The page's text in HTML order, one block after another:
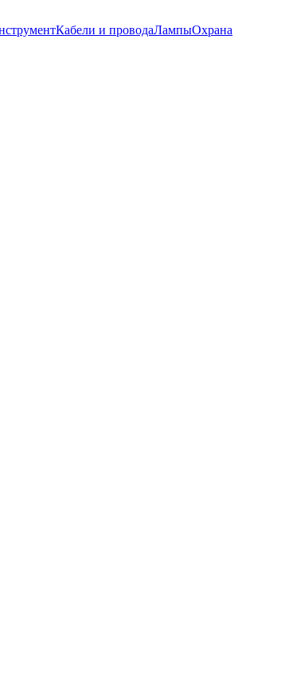
Кабели и проводаЛампыОхрана